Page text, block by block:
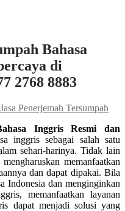
Bahasa
di
2768 8883
Jasa Penerjemah Tersumpah
Inggris Resmi dan
inggris sebagai salah satu
sehari-harinya. Tidak lain
memanfaatkan
dan dapat dipakai. Bila
Indonesia dan menginginkan
memanfaatkan layanan
dapat menjadi solusi yang